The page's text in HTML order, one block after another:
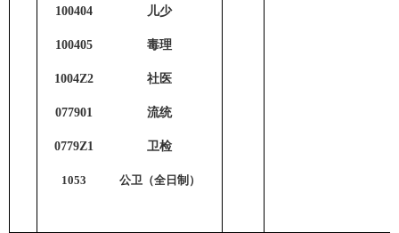
100404 儿少
100405 毒理
1004Z2 社医
077901 流统
0779Z1 卫检
1053 公卫（全日制）